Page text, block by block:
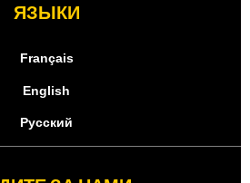
ЯЗЫКИ
Français
English
Русский